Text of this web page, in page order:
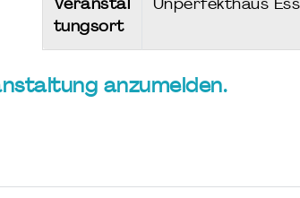
Veranstal
tungsort
Unperfekthaus
anzumelden.